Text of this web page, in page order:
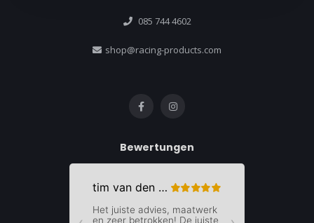
085 744 4602
shop@racing-products.com
Bewertungen